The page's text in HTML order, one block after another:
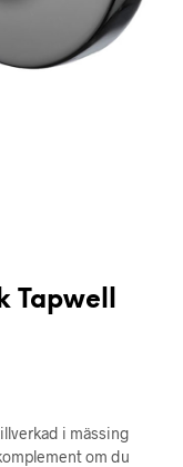
Tapwell
i mässing
om du